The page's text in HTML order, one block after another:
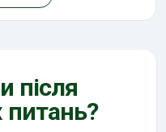
після
питань?